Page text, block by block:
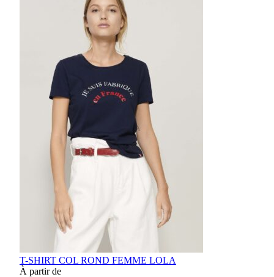
T-SHIRT COL ROND FEMME LOLA
À partir de